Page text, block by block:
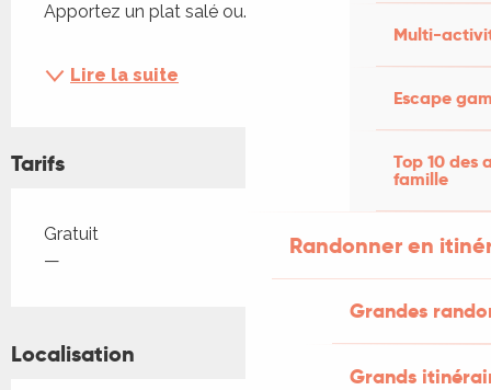
Multi-
Escape
Top 10 des
famille
Randonner en
Grandes
Grands
Apportez un plat salé ou...
Lire la suite
Tarifs
Tarifs 2026
Gratuit
—
Localisation